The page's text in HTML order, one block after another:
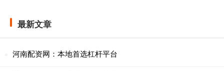
最新文章
河南配资网：本地首选杠杆平台